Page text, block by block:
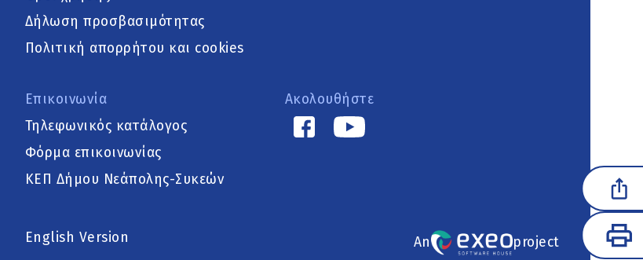
Δήλωση προσβασιμότητας
Πολιτική απορρήτου και cookies
Επικοινωνία
Τηλεφωνικός κατάλογος
Φόρμα επικοινωνίας
ΚΕΠ Δήμου Νεάπολης-Συκεών
Ακολουθήστε
English Version An project